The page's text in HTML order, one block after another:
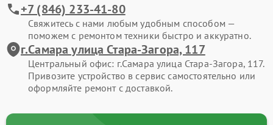
+7 (846) 233-41-80
Свяжитесь с нами любым удобным способом —
поможем с ремонтом техники быстро и аккуратно.
г.Самара улица Стара-Загора, 117
Центральный офис: г.Самара улица Стара-Загора, 117.
Привозите устройство в сервис самостоятельно или
оформляйте ремонт с доставкой.